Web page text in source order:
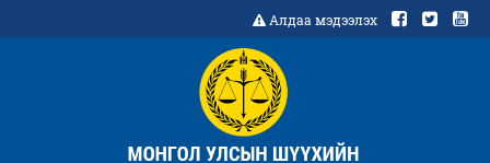
Алдаа мэдээлэх